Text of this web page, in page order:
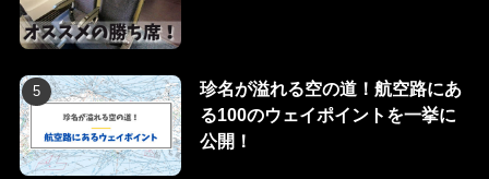
珍名が溢れる空の道！航空路にあ
る100のウェイポイントを一挙に
公開！